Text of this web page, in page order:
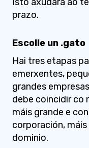
prazo.
Escolle un .gato
Hai tres etapas
emerxentes,
grandes
debe coincidir co
máis grande e
corporación,
dominio.